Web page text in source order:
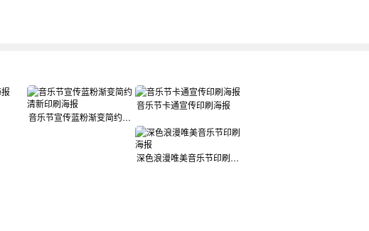
音乐节宣传蓝粉渐变简约清新印刷海报
音乐节卡通宣传印刷海报
深色浪漫唯美音乐节印刷海报